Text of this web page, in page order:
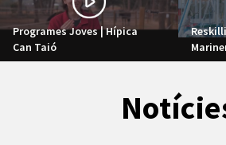
Programes Joves | Hípica
Can Taió